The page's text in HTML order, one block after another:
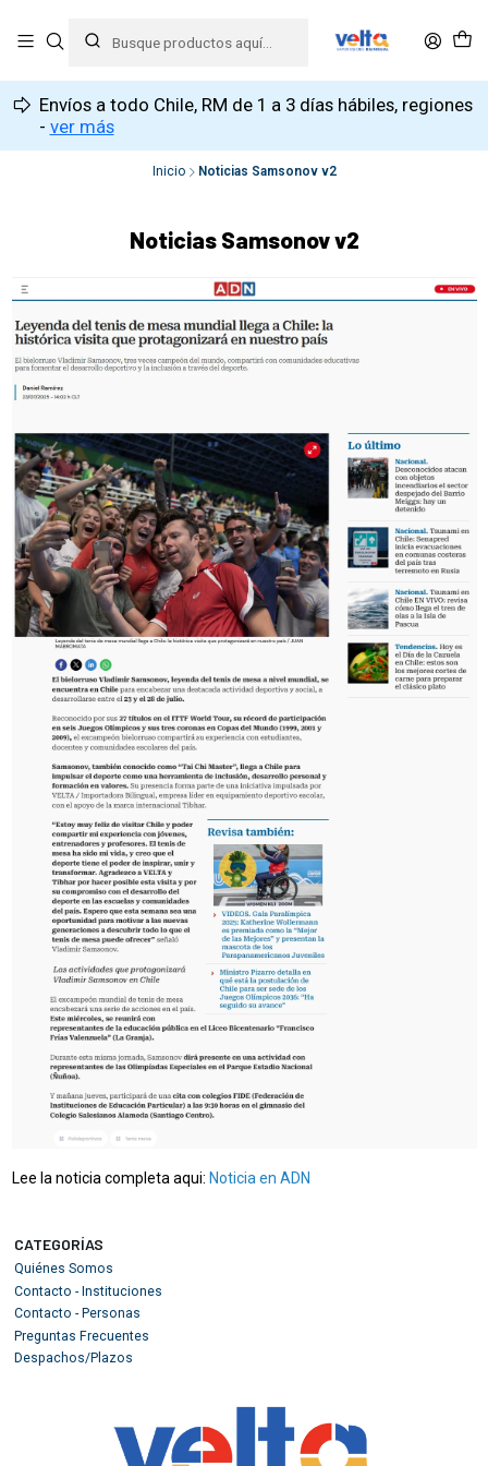
Envíos a todo Chile, RM de 1 a 3 días hábiles, regiones
- ver más
Inicio Noticias Samsonov v2
Noticias Samsonov v2
Lee la noticia completa aqui: Noticia en ADN
CATEGORÍAS
Quiénes Somos
Contacto - Instituciones
Contacto - Personas
Preguntas Frecuentes
Despachos/Plazos